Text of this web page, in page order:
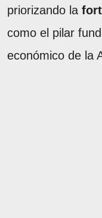
priorizando la
como el pilar
económico de la